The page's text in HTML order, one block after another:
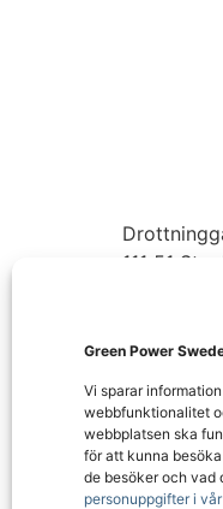
Green Power
Vi sparar
webbfunktionalitet
webbplatsen ska
för att kunna
de besöker och vad
personuppgifter i
111 51